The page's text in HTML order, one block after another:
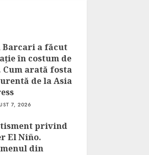
Barcari a făcut
în costum de
Cum arată fosta
de la Asia
7, 2026
privind
El Niño.
din